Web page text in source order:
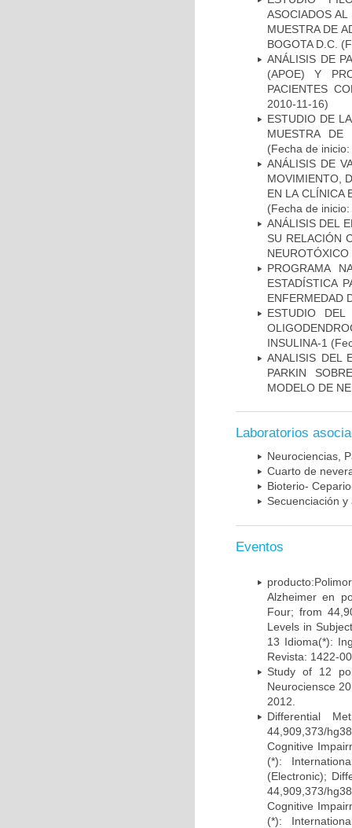
ASOCIADOS
MUESTRA DE
BOGOTA D.C.
ANÁLISIS DE
(APOE) Y
PACIENTES
2010-11-16)
ESTUDIO DE
MUESTRA DE
(Fecha de
ANÁLISIS DE
MOVIMIENTO,
EN LA CLÍNICA
(Fecha de
ANÁLISIS DEL
SU RELACIÓN
NEUROTÓXICO
PROGRAMA
ESTADÍSTICA
ENFERMEDAD
ESTUDIO
INSULINA-1
ANALISIS DEL
PARKIN
MODELO DE
Laboratorios
Neurociencias,
Cuarto de
Bioterio-
Secuenciación
Eventos
Alzheimer en
Four; from
Levels in
13 Idioma(*):
Revista: 1422-
Study of 12
Neurociensce
2012.
Differential
44,909,373/
Cognitive
(*):
(Electronic);
44,909,373/
Cognitive
(*):